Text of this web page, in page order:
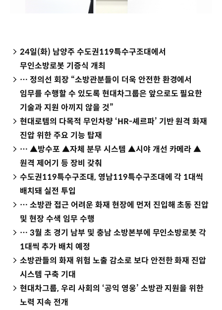
24일(화) 남양주 수도권119특수구조대에서
무인소방로봇 기증식 개최
… 정의선 회장 “소방관분들이 더욱 안전한 환경에서
임무를 수행할 수 있도록 현대차그룹은 앞으로도 필요한
기술과 지원 아끼지 않을 것”
현대로템의 다목적 무인차량 ‘HR-셰르파’ 기반 원격 화재
진압 위한 주요 기능 탑재
… ▲방수포 ▲자체 분무 시스템 ▲시야 개선 카메라 ▲
원격 제어기 등 장비 갖춰
수도권119특수구조대, 영남119특수구조대에 각 1대씩
배치돼 실전 투입
… 소방관 접근 어려운 화재 현장에 먼저 진입해 초동 진압
및 현장 수색 임무 수행
… 3월 초 경기 남부 및 충남 소방본부에 무인소방로봇 각
1대씩 추가 배치 예정
소방관들의 화재 위험 노출 감소로 보다 안전한 화재 진압
시스템 구축 기대
현대차그룹, 우리 사회의 ‘공익 영웅’ 소방관 지원을 위한
노력 지속 전개